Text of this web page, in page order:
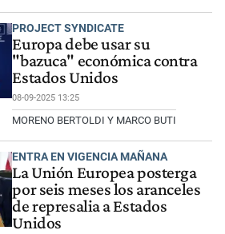
PROJECT SYNDICATE
Europa debe usar su
"bazuca" económica contra
Estados Unidos
08-09-2025 13:25
MORENO BERTOLDI Y MARCO BUTI
ENTRA EN VIGENCIA MAÑANA
La Unión Europea posterga
por seis meses los aranceles
de represalia a Estados
Unidos